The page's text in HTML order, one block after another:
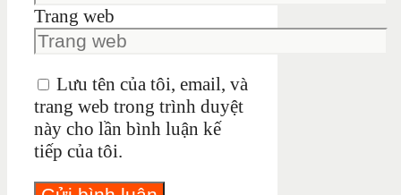
Trang web
Lưu tên của tôi, email, và
trang web trong trình duyệt
này cho lần bình luận kế
tiếp của tôi.